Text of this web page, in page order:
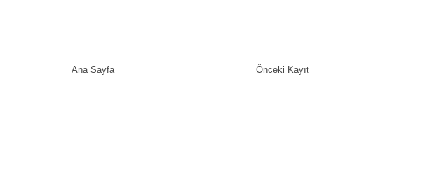
Ana Sayfa Önceki Kayıt